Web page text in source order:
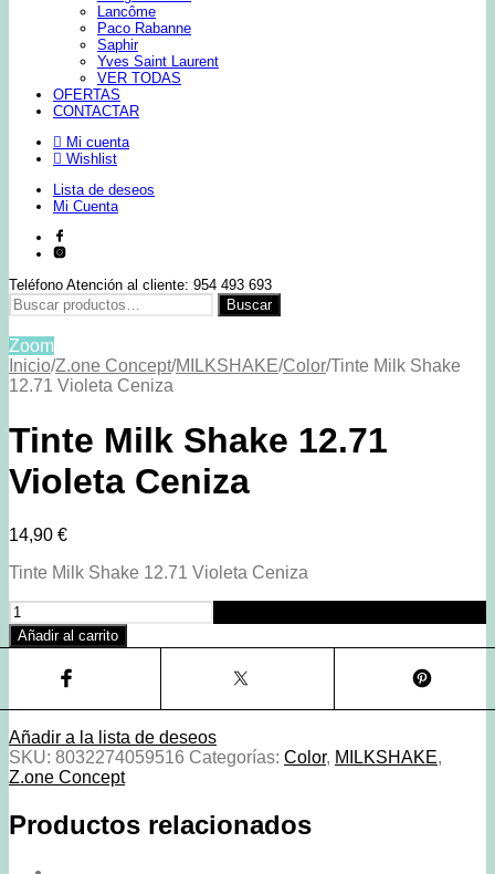
Lancôme
Paco Rabanne
Saphir
Yves Saint Laurent
VER TODAS
OFERTAS
CONTACTAR
Mi cuenta
Wishlist
Lista de deseos
Mi Cuenta
Teléfono Atención al cliente: 954 493 693
Buscar
por:
Buscar
Zoom
Inicio/Z.one Concept/MILKSHAKE/Color/Tinte Milk Shake
12.71 Violeta Ceniza
Tinte Milk Shake 12.71
Violeta Ceniza
14,90 €
Tinte Milk Shake 12.71 Violeta Ceniza
Tinte
Milk
Shake
Ceniza
cantidad
Añadir al carrito
Añadir a la lista de deseos
SKU: 8032274059516 Categorías: Color, MILKSHAKE,
Z.one Concept
Productos relacionados